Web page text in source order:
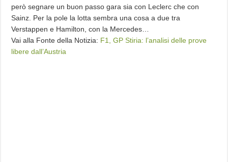
però segnare un buon passo gara sia con Leclerc che con
Sainz. Per la pole la lotta sembra una cosa a due tra
Verstappen e Hamilton, con la Mercedes…
Vai alla Fonte della Notizia: F1, GP Stiria: l’analisi delle prove
libere dall’Austria